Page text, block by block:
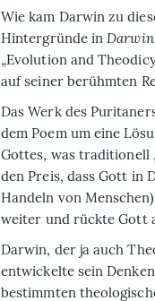
Wie kam Darwin zu
Hintergründe in
„Evolution and
auf seiner berühmten
Das Werk des
dem Poem um eine
Gottes, was traditionell
den Preis, dass Gott in
Handeln von
weiter und rückte Gott
Darwin, der ja auch
entwickelte sein
bestimmten